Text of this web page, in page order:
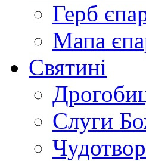
Герб
Мапа
Святині
Слуги